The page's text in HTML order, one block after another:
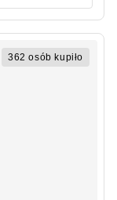
362 osób kupiło